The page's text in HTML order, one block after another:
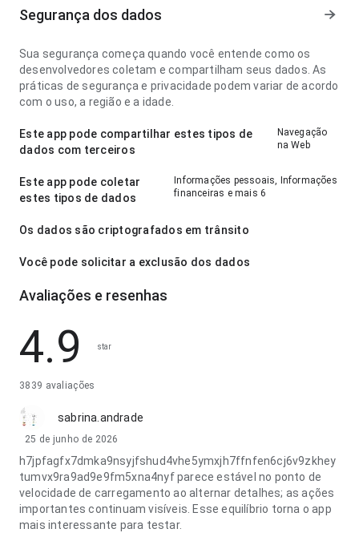
Segurança dos dados
Sua segurança começa quando você entende como os
desenvolvedores coletam e compartilham seus dados. As
práticas de segurança e privacidade podem variar de acordo
com o uso, a região e a idade.
Este app pode compartilhar estes tipos de
dados com terceiros
Navegação
na Web
Este app pode coletar
estes tipos de dados
Informações pessoais, Informações
financeiras e mais 6
Os dados são criptografados em trânsito
Você pode solicitar a exclusão dos dados
Avaliações e resenhas
4.9 star
3839 avaliações
sabrina.andrade
25 de junho de 2026
h7jpfagfx7dmka9nsyjfshud4vhe5ymxjh7ffnfen6cj6v9zkhey
tumvx9ra9ad9e9fm5xna4nyf parece estável no ponto de
velocidade de carregamento ao alternar detalhes; as ações
importantes continuam visíveis. Esse equilíbrio torna o app
mais interessante para testar.